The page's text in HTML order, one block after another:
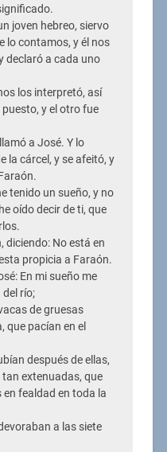
joven hebreo, siervo
lo contamos, y él nos
declaró a cada uno
los interpretó, así
y el otro fue
a José. Y lo
la cárcel, y se afeitó, y
tenido un sueño, y no
oído decir de ti, que
diciendo: No está en
propicia a Faraón.
En mi sueño me
río;
de gruesas
que pacían en el
después de ellas,
extenuadas, que
fealdad en toda la
a las siete